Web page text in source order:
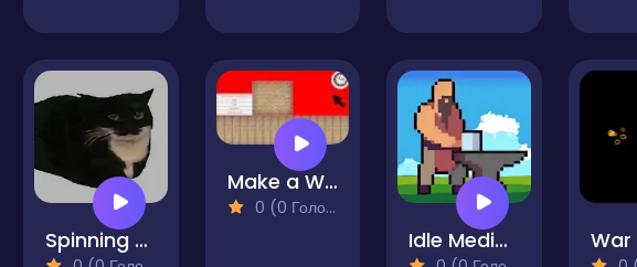
Spinning Cat Clicker
Make a Wall
0 (0 Голосів)
Idle Medieval Village War